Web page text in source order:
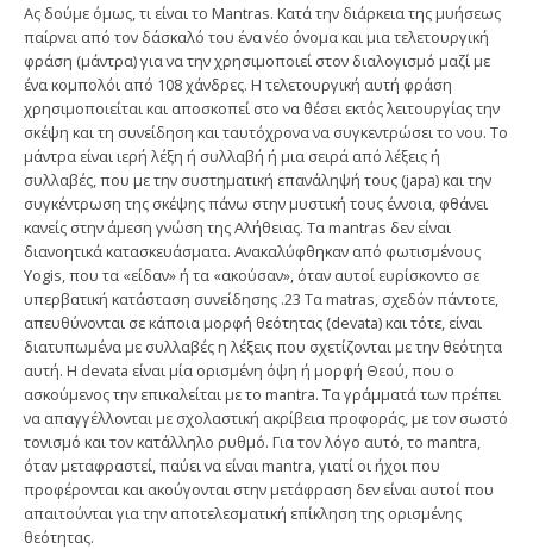
Ας δούμε όμως, τι είναι το Mantras. Κατά την διάρκεια της μυήσεως
παίρνει από τον δάσκαλό του ένα νέο όνομα και μια τελετουργική
φράση (μάντρα) για να την χρησιμοποιεί στον διαλογισμό μαζί με
ένα κομπολόι από 108 χάνδρες. Η τελετουργική αυτή φράση
χρησιμοποιείται και αποσκοπεί στο να θέσει εκτός λειτουργίας την
σκέψη και τη συνείδηση και ταυτόχρονα να συγκεντρώσει το νου. Το
μάντρα είναι ιερή λέξη ή συλλαβή ή μια σειρά από λέξεις ή
συλλαβές, που με την συστηματική επανάληψή τους (japa) και την
συ­γκέντρωση της σκέψης πάνω στην μυστική τους έννοια, φθάνει
κανείς στην άμεση γνώση της Αλήθειας. Τα mantras δεν είναι
διανοητικά κατασκευάσματα. Ανακαλύφθηκαν από φωτισμένους
Yogis, που τα «είδαν» ή τα «ακούσαν», όταν αυτοί ευρίσκοντο σε
υπερβατική κατάσταση συνείδησης .23 Τα matras, σχε­δόν πάντοτε,
απευθύνονται σε κάποια μορφή θεότητας (devata) και τότε, είναι
διατυπωμένα με συλλαβές η λέξεις που σχετίζονται με την θεότητα
αυτή. Η devata είναι μία ορισμένη όψη ή μορφή Θεού, που ο
ασκούμενος την επικα­λείται με το mantra. Τα γράμματά των πρέπει
να απαγγέλλονται με σχολα­στική ακρίβεια προφοράς, με τον σωστό
τονισμό και τον κατάλληλο ρυθμό. Για τον λόγο αυτό, το mantra,
όταν μεταφραστεί, παύει να είναι mantra, γιατί οι ήχοι που
προφέρονται και ακούγονται στην μετάφραση δεν είναι αυτοί που
απαιτούνται για την αποτελεσματική επίκληση της ορισμένης
θεότητας.